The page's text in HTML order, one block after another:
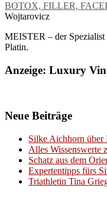
BOTOX, FILLER,
Wojtarovicz
MEISTER – der
Platin.
Anzeige: Luxury
Neue Beiträge
Silke Aichhorn
Alles Wissenswerte
Schatz aus dem
Expertentipps fürs
Triathletin Tina